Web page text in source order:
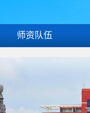
师资队伍